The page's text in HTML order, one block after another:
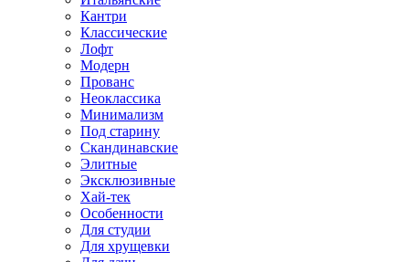
Кантри
Классические
Лофт
Модерн
Прованс
Неоклассика
Минимализм
Под старину
Скандинавские
Элитные
Эксклюзивные
Хай-тек
Особенности
Для студии
Для хрущевки